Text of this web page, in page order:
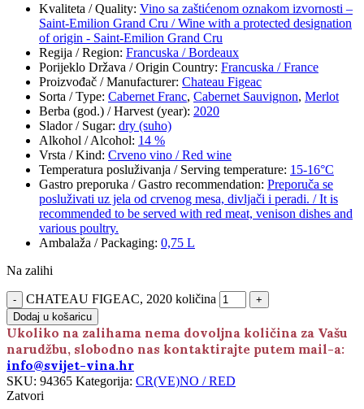
Kvaliteta / Quality: Vino sa zaštićenom oznakom izvornosti –
Saint-Emilion Grand Cru / Wine with a protected designation
of origin - Saint-Emilion Grand Cru
Regija / Region: Francuska / Bordeaux
Porijeklo Država / Origin Country: Francuska / France
Proizvođač / Manufacturer: Chateau Figeac
Sorta / Type: Cabernet Franc, Cabernet Sauvignon, Merlot
Berba (god.) / Harvest (year): 2020
Slador / Sugar: dry (suho)
Alkohol / Alcohol: 14 %
Vrsta / Kind: Crveno vino / Red wine
Temperatura posluživanja / Serving temperature: 15-16°C
Gastro preporuka / Gastro recommendation: Preporuča se
posluživati uz jela od crvenog mesa, divljači i peradi. / It is
recommended to be served with red meat, venison dishes and
various poultry.
Ambalaža / Packaging: 0,75 L
Na zalihi
CHATEAU FIGEAC, 2020 količina
Dodaj u košaricu
Ukoliko na zalihama nema dovoljna količina za Vašu
narudžbu, slobodno nas kontaktirajte putem mail-a:
info@svijet-vina.hr
SKU: 94365 Kategorija: CR(VE)NO / RED
Zatvori